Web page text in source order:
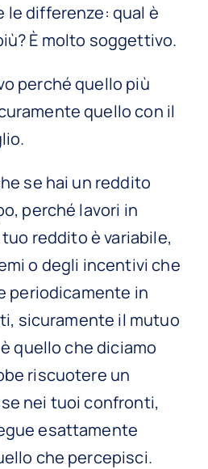
le differenze: qual è
È molto soggettivo.
perché quello più
quello con il
se hai un reddito
perché lavori in
reddito è variabile,
o degli incentivi che
periodicamente in
sicuramente il mutuo
quello che diciamo
riscuotere un
nei tuoi confronti,
esattamente
che percepisci.